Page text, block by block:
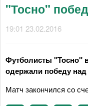
"Тосно"
19:01 23.02.2016
Футболисты "Тосно"
одержали победу
Матч закончился со